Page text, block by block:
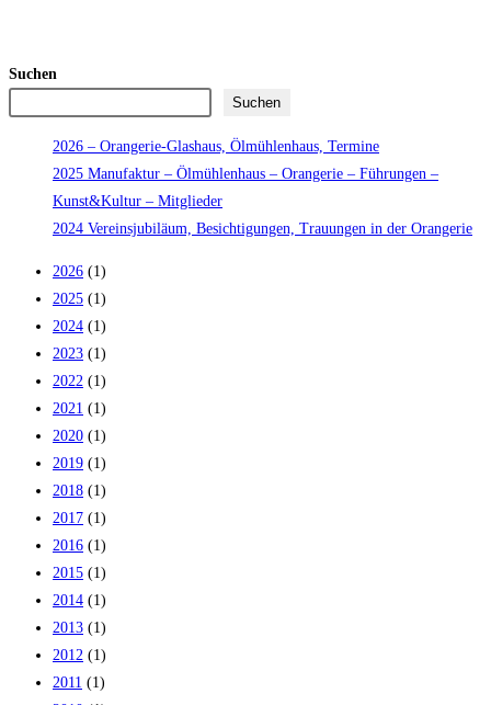
Suchen
Suchen
2026 – Orangerie-Glashaus, Ölmühlenhaus, Termine
2025 Manufaktur – Ölmühlenhaus – Orangerie – Führungen –
Kunst&Kultur – Mitglieder
2024 Vereinsjubiläum, Besichtigungen, Trauungen in der Orangerie
2026 (1)
2025 (1)
2024 (1)
2023 (1)
2022 (1)
2021 (1)
2020 (1)
2019 (1)
2018 (1)
2017 (1)
2016 (1)
2015 (1)
2014 (1)
2013 (1)
2012 (1)
2011 (1)